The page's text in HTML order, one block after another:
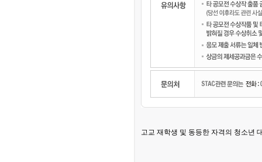
고교 재학생 및 동등한 자격의 청소년